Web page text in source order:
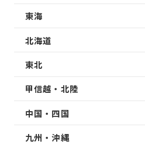
東海
北海道
東北
甲信越・北陸
中国・四国
九州・沖縄